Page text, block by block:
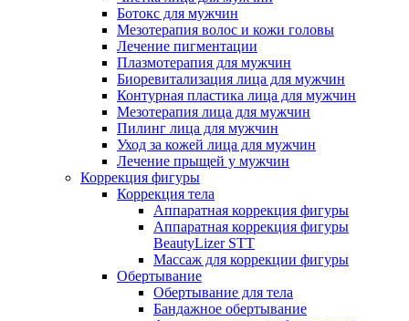
Ботокс для мужчин
Мезотерапия волос и кожи головы
Лечение пигментации
Плазмотерапия для мужчин
Биоревитализация лица для мужчин
Контурная пластика лица для мужчин
Мезотерапия лица для мужчин
Пилинг лица для мужчин
Уход за кожей лица для мужчин
Лечение прыщей у мужчин
Коррекция фигуры
Коррекция тела
Аппаратная коррекция фигуры
Аппаратная коррекция фигуры
BeautyLizer STT
Массаж для коррекции фигуры
Обертывание
Обертывание для тела
Бандажное обертывание